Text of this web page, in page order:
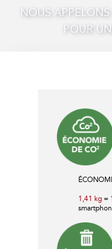
NOUS
POUR
1,41 kg =